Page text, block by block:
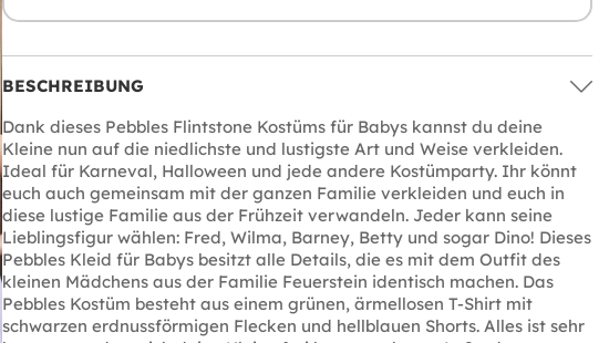
BESCHREIBUNG
Dank dieses Pebbles Flintstone Kostüms für Babys kannst du deine
Kleine nun auf die niedlichste und lustigste Art und Weise verkleiden.
Ideal für Karneval, Halloween und jede andere Kostümparty. Ihr könnt
euch auch gemeinsam mit der ganzen Familie verkleiden und euch in
diese lustige Familie aus der Frühzeit verwandeln. Jeder kann seine
Lieblingsfigur wählen: Fred, Wilma, Barney, Betty und sogar Dino! Dieses
Pebbles Kleid für Babys besitzt alle Details, die es mit dem Outfit des
kleinen Mädchens aus der Familie Feuerstein identisch machen. Das
Pebbles Kostüm besteht aus einem grünen, ärmellosen T-Shirt mit
schwarzen erdnussförmigen Flecken und hellblauen Shorts. Alles ist sehr